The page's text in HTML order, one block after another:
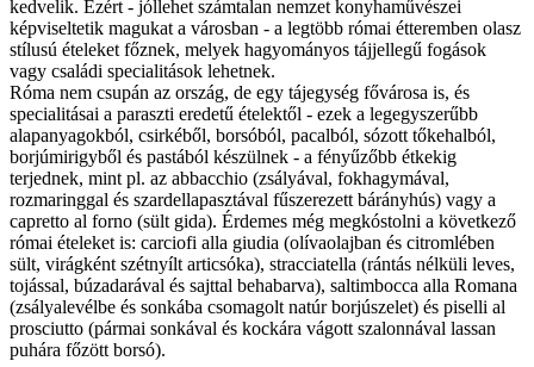
kedvelik. Ezért - jóllehet számtalan nemzet konyhaművészei
képviseltetik magukat a városban - a legtöbb római étteremben olasz
stílusú ételeket főznek, melyek hagyományos tájjellegű fogások
vagy családi specialitások lehetnek.
Róma nem csupán az ország, de egy tájegység fővárosa is, és
specialitásai a paraszti eredetű ételektől - ezek a legegyszerűbb
alapanyagokból, csirkéből, borsóból, pacalból, sózott tőkehalból,
borjúmirigyből és pastából készülnek - a fényűzőbb étkekig
terjednek, mint pl. az abbacchio (zsályával, fokhagymával,
rozmaringgal és szardellapasztával fűszerezett bárányhús) vagy a
capretto al forno (sült gida). Érdemes még megkóstolni a következő
római ételeket is: carciofi alla giudia (olívaolajban és citromlében
sült, virágként szétnyílt articsóka), stracciatella (rántás nélküli leves,
tojással, búzadarával és sajttal behabarva), saltimbocca alla Romana
(zsályalevélbe és sonkába csomagolt natúr borjúszelet) és piselli al
prosciutto (pármai sonkával és kockára vágott szalonnával lassan
puhára főzött borsó).